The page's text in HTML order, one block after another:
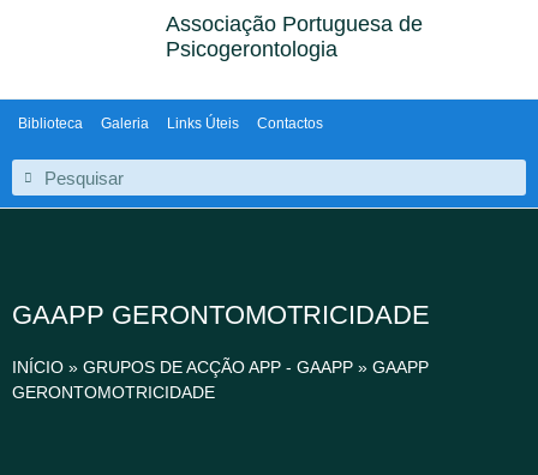
Associação Portuguesa de
Psicogerontologia
Biblioteca Galeria Links Úteis Contactos
GAAPP GERONTOMOTRICIDADE
INÍCIO » GRUPOS DE ACÇÃO APP - GAAPP » GAAPP
GERONTOMOTRICIDADE